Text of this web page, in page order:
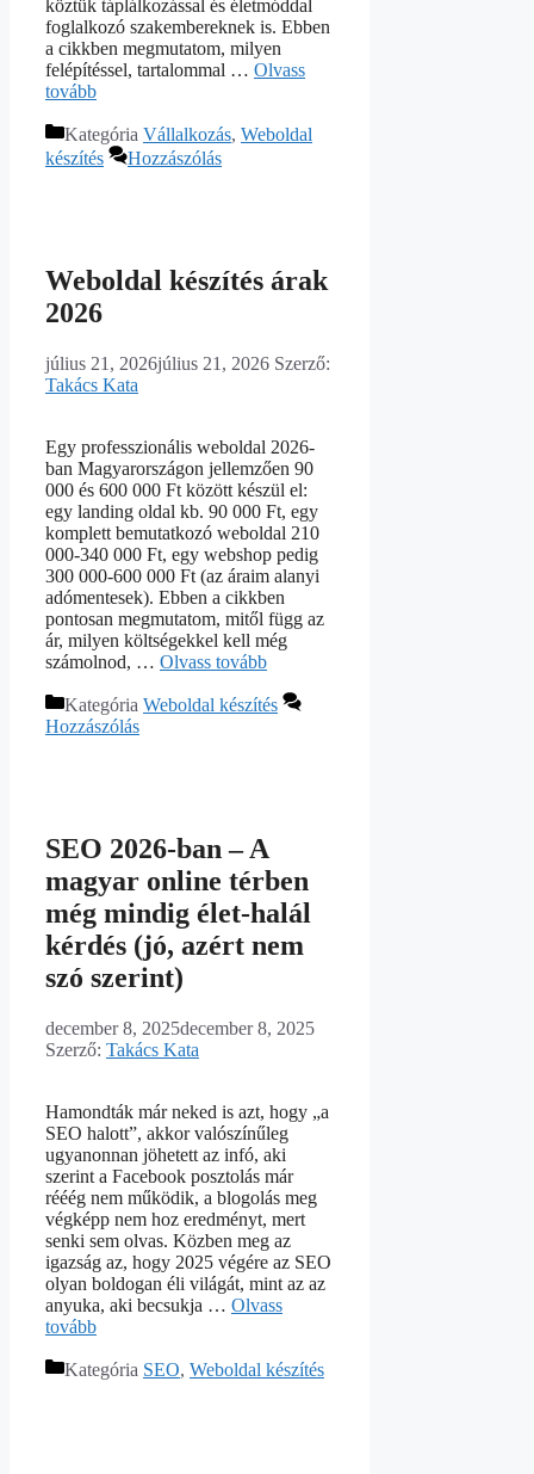
köztük táplálkozással és életmóddal
foglalkozó szakembereknek is. Ebben
a cikkben megmutatom, milyen
felépítéssel, tartalommal … Olvass
tovább
Kategória Vállalkozás, Weboldal
készítés
Hozzászólás
Weboldal készítés árak
2026
július 21, 2026július 21, 2026 Szerző:
Takács Kata
Egy professzionális weboldal 2026-
ban Magyarországon jellemzően 90
000 és 600 000 Ft között készül el:
egy landing oldal kb. 90 000 Ft, egy
komplett bemutatkozó weboldal 210
000-340 000 Ft, egy webshop pedig
300 000-600 000 Ft (az áraim alanyi
adómentesek). Ebben a cikkben
pontosan megmutatom, mitől függ az
ár, milyen költségekkel kell még
számolnod, … Olvass tovább
Kategória Weboldal készítés
Hozzászólás
SEO 2026-ban – A
magyar online térben
még mindig élet-halál
kérdés (jó, azért nem
szó szerint)
december 8, 2025december 8, 2025
Szerző: Takács Kata
Hamondták már neked is azt, hogy „a
SEO halott”, akkor valószínűleg
ugyanonnan jöhetett az infó, aki
szerint a Facebook posztolás már
rééég nem működik, a blogolás meg
végképp nem hoz eredményt, mert
senki sem olvas. Közben meg az
igazság az, hogy 2025 végére az SEO
olyan boldogan éli világát, mint az az
anyuka, aki becsukja … Olvass
tovább
Kategória SEO, Weboldal készítés